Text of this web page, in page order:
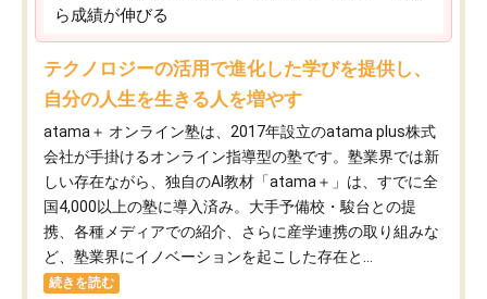
ら成績が伸びる
テクノロジーの活用で進化した学びを提供し、
自分の人生を生きる人を増やす
atama＋ オンライン塾は、2017年設立のatama plus株式
会社が手掛けるオンライン指導型の塾です。塾業界では新
しい存在ながら、独自のAI教材「atama＋」は、すでに全
国4,000以上の塾に導入済み。大手予備校・駿台との提
携、各種メディアでの紹介、さらに産学連携の取り組みな
ど、塾業界にイノベーションを起こした存在と...
続きを読む